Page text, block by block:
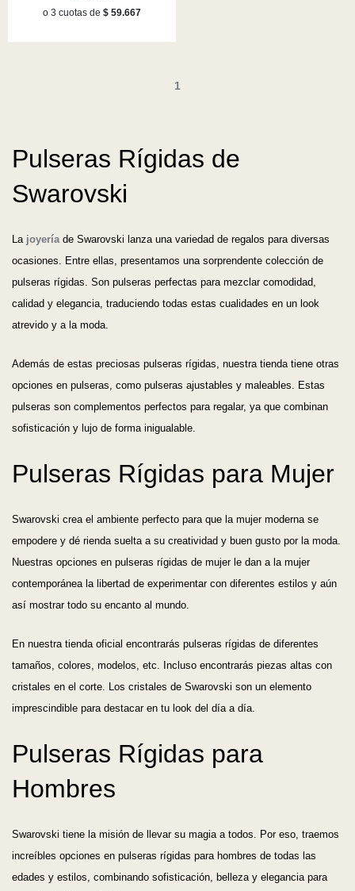
o 3 cuotas de $ 59.667
1
Pulseras Rígidas de
Swarovski
La joyeríade Swarovski lanza una variedad de regalos para diversas
ocasiones. Entre ellas, presentamos una sorprendente colección de
pulseras rígidas. Son pulseras perfectas para mezclar comodidad,
calidad y elegancia, traduciendo todas estas cualidades en un look
atrevido y a la moda.
Además de estas preciosas pulseras rígidas, nuestra tienda tiene otras
opciones en pulseras, como pulseras ajustables y maleables. Estas
pulseras son complementos perfectos para regalar, ya que combinan
sofisticación y lujo de forma inigualable.
Pulseras Rígidas para Mujer
Swarovski crea el ambiente perfecto para que la mujer moderna se
empodere y dé rienda suelta a su creatividad y buen gusto por la moda.
Nuestras opciones en pulseras rígidas de mujer le dan a la mujer
contemporánea la libertad de experimentar con diferentes estilos y aún
así mostrar todo su encanto al mundo.
En nuestra tienda oficial encontrarás pulseras rígidas de diferentes
tamaños, colores, modelos, etc. Incluso encontrarás piezas altas con
cristales en el corte. Los cristales de Swarovski son un elemento
imprescindible para destacar en tu look del día a día.
Pulseras Rígidas para
Hombres
Swarovski tiene la misión de llevar su magia a todos. Por eso, traemos
increíbles opciones en pulseras rígidas para hombres de todas las
edades y estilos, combinando sofisticación, belleza y elegancia para